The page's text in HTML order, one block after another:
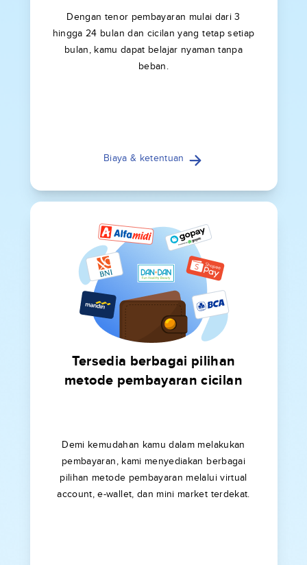
Dengan tenor pembayaran mulai dari 3
hingga 24 bulan dan cicilan yang tetap setiap
bulan, kamu dapat belajar nyaman tanpa
beban.
Biaya & ketentuan
Tersedia berbagai pilihan
metode pembayaran cicilan
Demi kemudahan kamu dalam melakukan
pembayaran, kami menyediakan berbagai
pilihan metode pembayaran melalui virtual
account, e-wallet, dan mini market terdekat.